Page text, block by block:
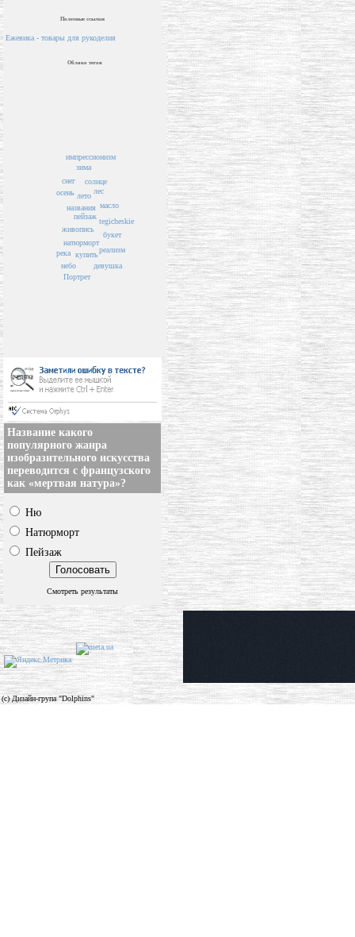
Полезные ссылки
Ежевика - товары для рукоделия
Облако тегов
пейзаж
названия
живопись
лето
натюрморт
купить
солнце
лес
зима
осень
букет
масло
река
снег
tegicheskie
реализм
небо
импрессионизм
Портрет
девушка
Название какого
популярного жанра
изобразительного искусства
переводится с французского
как «мертвая натура»?
Ню
Натюрморт
Пейзаж
Смотреть результаты
(c) Дизайн-група "Dolphins"